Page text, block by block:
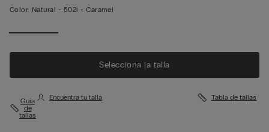
Color: Natural - 502i - Caramel
Selecciona la talla
Guía
de
tallas
Encuentra tu talla Tabla de tallas